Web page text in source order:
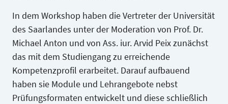
In dem Workshop haben die Vertreter der Universität
des Saarlandes unter der Moderation von Prof. Dr.
Michael Anton und von Ass. iur. Arvid Peix zunächst
das mit dem Studiengang zu erreichende
Kompetenzprofil erarbeitet. Darauf aufbauend
haben sie Module und Lehrangebote nebst
Prüfungsformaten entwickelt und diese schließlich